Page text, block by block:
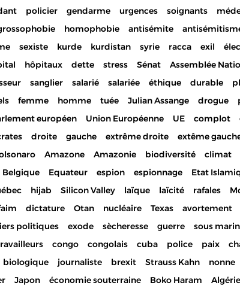
policier gendarme urgences soignants
homophobie antisémite
sexiste kurde kurdistan syrie racca exil
hôpitaux dette stress Sénat Assemblée
sanglier salarié salariée éthique durable
femme homme tuée Julian Assange drogue
européen Union Européenne UE complot
droite gauche extrême droite extême
Amazone Amazonie biodiversité
climat
Belgique Equateur espion espionnage
Etat
hijab Silicon Valley laïque laïcité rafales
dictature Otan nucléaire Texas avortement
politiques exode sècheresse guerre sous marin
congo congolais cuba police paix
biologique journaliste brexit Strauss Kahn nonne
Japon économie souterraine Boko Haram Algérie